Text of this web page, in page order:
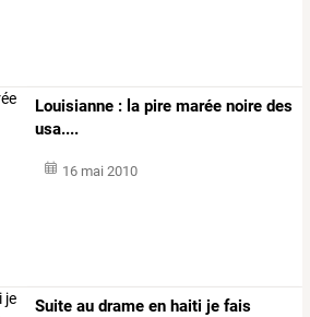
Louisianne : la pire marée noire des
usa....
16 mai 2010
Suite au drame en haiti je fais